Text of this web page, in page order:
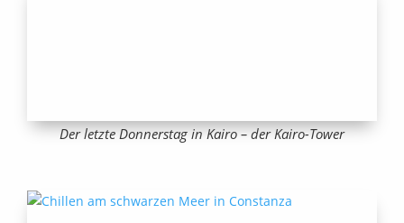
Der letzte Donnerstag in Kairo – der Kairo-Tower